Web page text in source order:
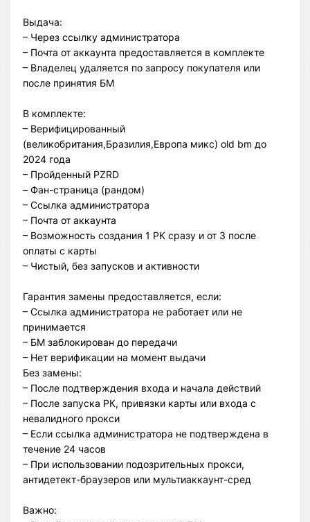
Выдача:
– Через ссылку администратора
– Почта от аккаунта предоставляется в комплекте
– Владелец удаляется по запросу покупателя или
после принятия БМ
В комплекте:
– Верифицированный
(великобритания,Бразилия,Европа микс) old bm до
2024 года
– Пройденный PZRD
– Фан-страница (рандом)
– Ссылка администратора
– Почта от аккаунта
– Возможность создания 1 РК сразу и от 3 после
оплаты с карты
– Чистый, без запусков и активности
Гарантия замены предоставляется, если:
– Ссылка администратора не работает или не
принимается
– БМ заблокирован до передачи
– Нет верификации на момент выдачи
Без замены:
– После подтверждения входа и начала действий
– После запуска РК, привязки карты или входа с
невалидного прокси
– Если ссылка администратора не подтверждена в
течение 24 часов
– При использовании подозрительных прокси,
антидетект-браузеров или мультиаккаунт-сред
Важно:
Всего товара в корзине
Сумма к оплате (без скидок)